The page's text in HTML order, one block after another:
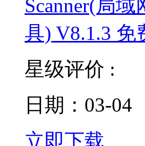
星级评价 :
日期：03-04
立即下载